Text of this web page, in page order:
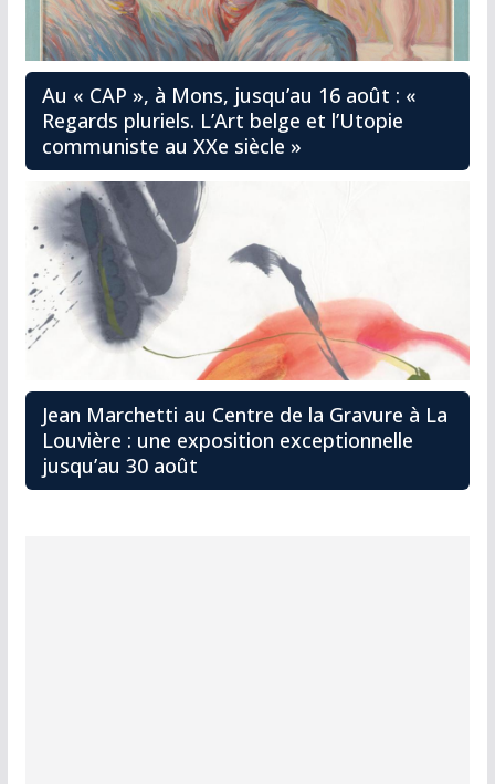
Au « CAP », à Mons, jusqu’au 16 août : «
Regards pluriels. L’Art belge et l’Utopie
communiste au XXe siècle »
Jean Marchetti au Centre de la Gravure à La
Louvière : une exposition exceptionnelle
jusqu’au 30 août